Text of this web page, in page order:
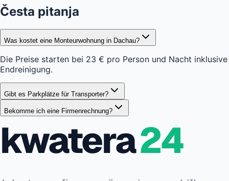
Česta pitanja
Was kostet eine Monteurwohnung in Dachau?
Die Preise starten bei 23 € pro Person und Nacht inklusive
Endreinigung.
Gibt es Parkplätze für Transporter?
Bekomme ich eine Firmenrechnung?
kwatera24